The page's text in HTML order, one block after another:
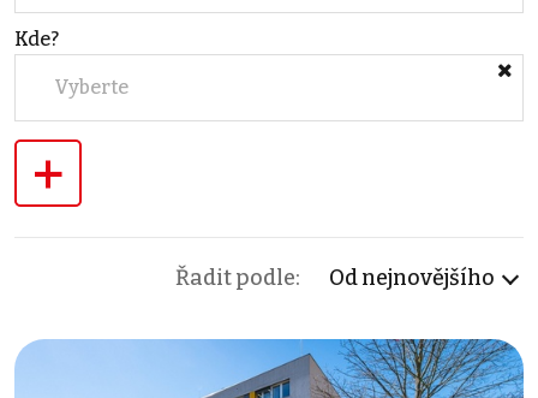
Kde?
Vyberte
+
Řadit podle: Od nejnovějšího